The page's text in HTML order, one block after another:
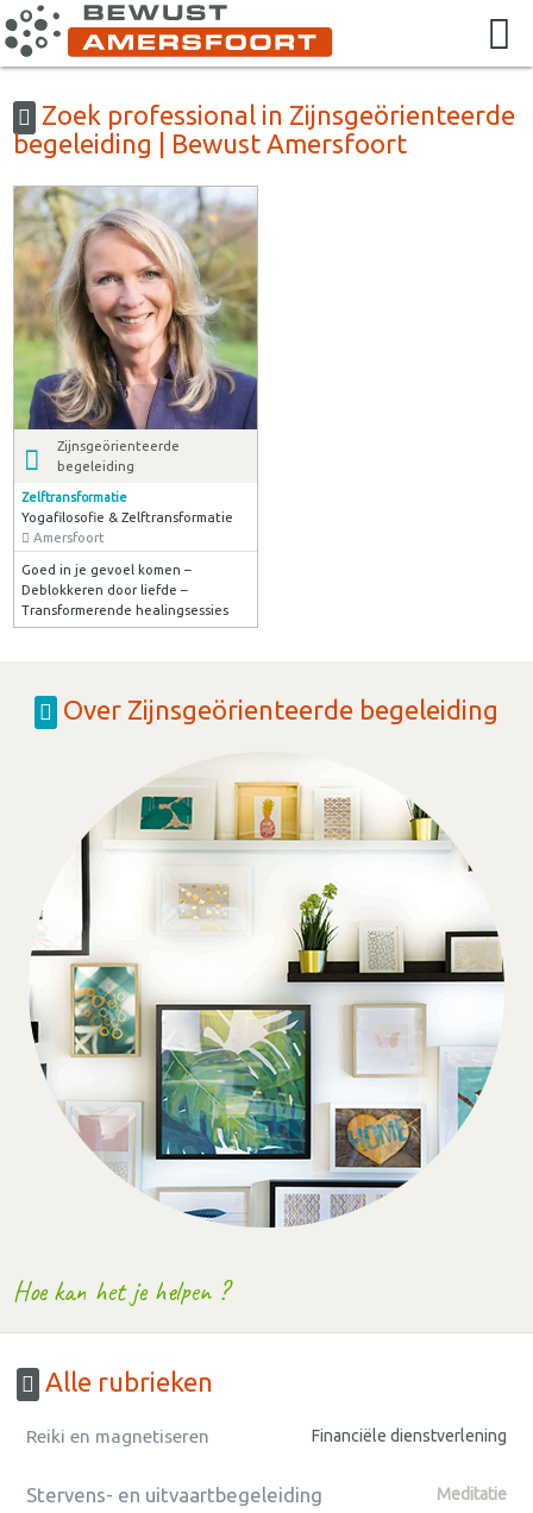
Zoek professional in Zijnsgeörienteerde
begeleiding | Bewust Amersfoort
Zijnsgeörienteerde
begeleiding
Zelftransformatie
Yogafilosofie & Zelftransformatie
Amersfoort
Goed in je gevoel komen –
Deblokkeren door liefde –
Transformerende healingsessies
Over Zijnsgeörienteerde begeleiding
Hoe kan het je helpen ?
Alle rubrieken
Reiki en magnetiseren Financiële dienstverlening
Stervens- en uitvaartbegeleiding Meditatie